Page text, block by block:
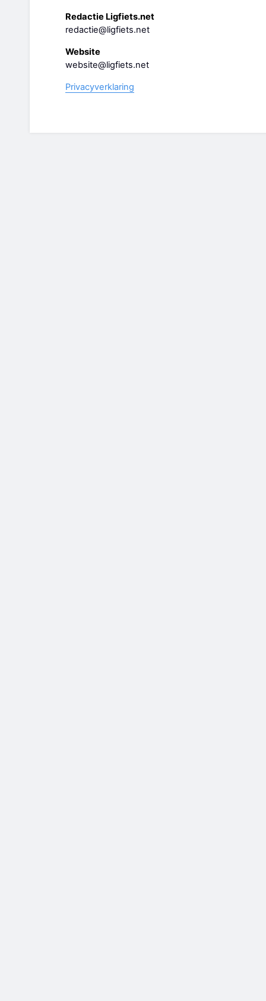
Redactie Ligfiets.net
redactie@ligfiets.net
Website
website@ligfiets.net
Privacyverklaring